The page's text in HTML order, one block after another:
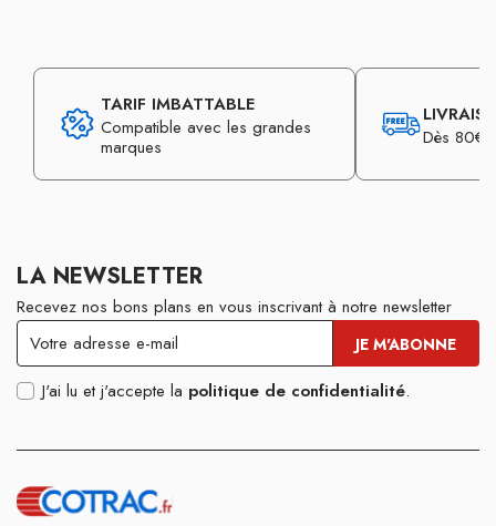
TARIF IMBATTABLE
Compatible avec les grandes
marques
Dès 80€
LA NEWSLETTER
Recevez nos bons plans en vous inscrivant à notre newsletter
J'ai lu et j'accepte la politique de confidentialité.